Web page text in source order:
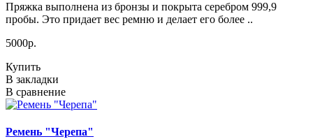
Пряжка выполнена из бронзы и покрыта серебром 999,9
пробы. Это придает вес ремню и делает его более ..
5000р.
Купить
В закладки
В сравнение
Ремень "Черепа"